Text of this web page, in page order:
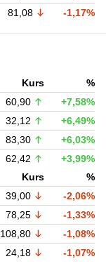
81,08 -1,17%
Kurs
%
60,90
+7,58%
32,12
+6,49%
83,30
+6,03%
62,42
+3,99%
Kurs
%
39,00
-2,06%
78,25
-1,33%
108,80
-1,08%
24,18 -1,07%